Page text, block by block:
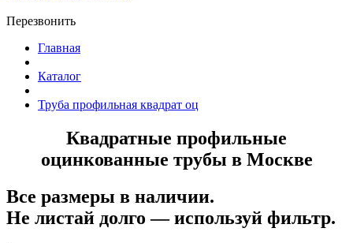
Перезвонить
Главная
Каталог
Труба профильная квадрат оц
Квадратные профильные
оцинкованные трубы в Москве
Все размеры в наличии.
Не листай долго — используй фильтр.